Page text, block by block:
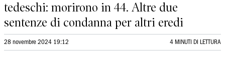
tedeschi: morirono in 44. Altre due
sentenze di condanna per altri eredi
28 novembre 2024 19:12 4 MINUTI DI LETTURA